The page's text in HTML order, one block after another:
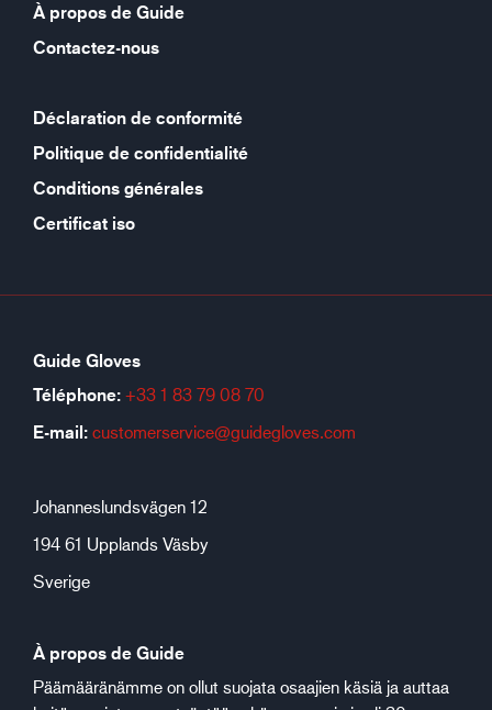
À propos de Guide
Contactez-nous
Déclaration de conformité
Politique de confidentialité
Conditions générales
Certificat iso
Guide Gloves
Téléphone: +33 1 83 79 08 70
E-mail: customerservice@guidegloves.com
Johanneslundsvägen 12
194 61 Upplands Väsby
Sverige
À propos de Guide
Päämääränämme on ollut suojata osaajien käsiä ja auttaa